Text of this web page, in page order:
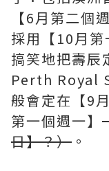
【6月第二個
採用【10月
搞笑地把壽辰
Perth Royal
般會定在【9
第一個週一】
日】？） 。